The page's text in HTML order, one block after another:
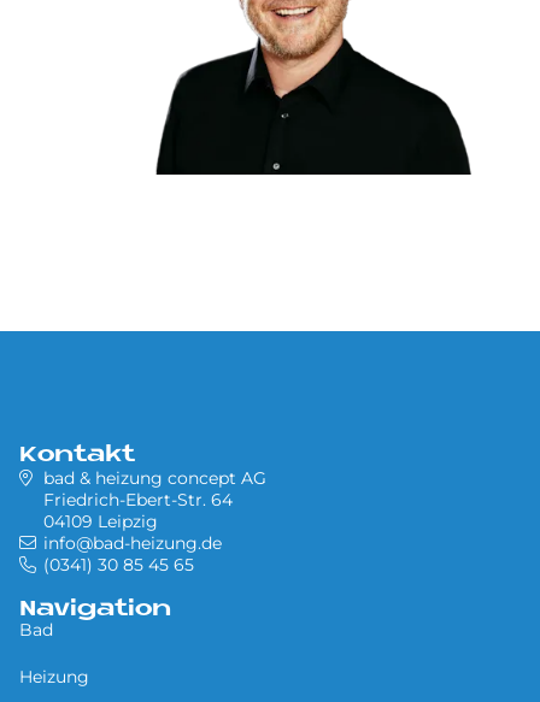
Kontakt
bad & heizung concept AG
Friedrich-Ebert-Str. 64
04109 Leipzig
info@bad-heizung.de
(0341) 30 85 45 65
Navigation
Bad
Heizung